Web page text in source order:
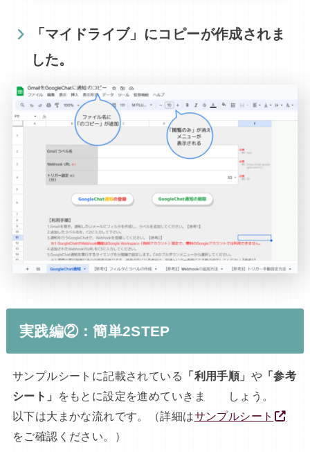
「マイドライブ」にコピーが作成されま
した。
実践編②：簡単2STEP
サンプルシートに記載されている 「利用手順」 や 「参考
シート」
をもとに設定を進めていきま しょう。
以下は大まかな流れです。（詳細はサンプルシート
をご確認ください。）